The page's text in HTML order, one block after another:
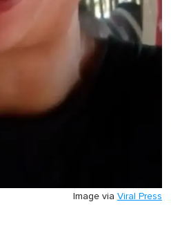
Image via Viral Press